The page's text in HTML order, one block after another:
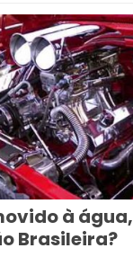
à água,
Brasileira?